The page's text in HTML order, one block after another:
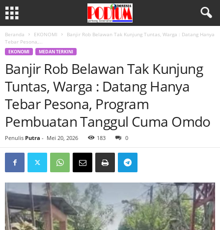
Beranda EKONOMI
Banjir Rob Belawan Tak Kunjung Tuntas, Warga : Datang Hanya
Tebar Pesona,...
EKONOMI MEDAN TERKINI
Banjir Rob Belawan Tak Kunjung
Tuntas, Warga : Datang Hanya
Tebar Pesona, Program
Pembuatan Tanggul Cuma Omdo
Penulis Putra - Mei 20, 2026 183 0